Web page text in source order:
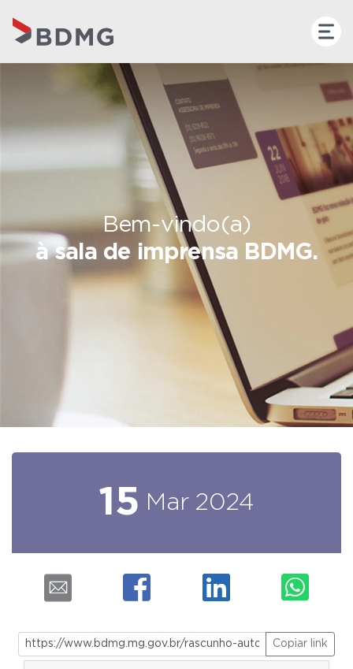
Bem-vindo(a)
à sala de imprensa BDMG.
15 Mar 2024
Copiar link